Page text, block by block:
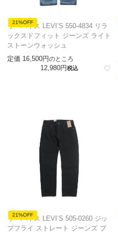
21%OFF
リーバイス LEVI’S 550-4834 リラ
ックスドフィット ジーンズ ライト
ストーンウォッシュ
定価 16,500 のところ
12,980 税込
21%OFF
リーバイス LEVI’S 505-0260 ジッ
プフライ ストレート ジーンズ ブ